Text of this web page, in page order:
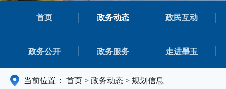
首页 政务动态 政民互动
政务公开 政务服务 走进墨玉
当前位置： 首页 > 政务动态 > 规划信息